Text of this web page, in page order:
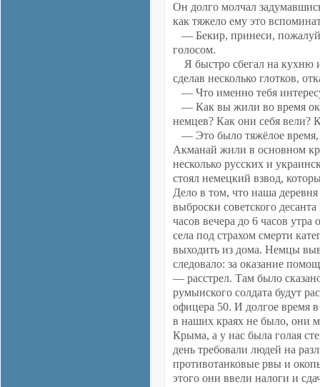
Он долго молчал
как тяжело ему это
— Бекир, принеси,
голосом.
Я быстро сбегал на кухню
сделав несколько глотков,
— Что именно тебя
— Как вы жили во время
немцев? Как они себя
— Это было тяжёлое
Акманай жили в основном
несколько русских и
стоял немецкий взвод,
Дело в том, что наша
выброски советского
часов вечера до 6 часов
села под страхом смерти
выходить из дома. Немцы
следовало: за оказание
— расстрел. Там было
румынского солдата будут
офицера 50. И долгое время
в наших краях не было, они
Крыма, а у нас была голая
день требовали людей на
противотанковые рвы и
этого они ввели налоги и